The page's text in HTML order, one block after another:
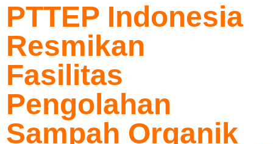
PTTEP Indonesia
Resmikan
Fasilitas
Pengolahan
Sampah Organik